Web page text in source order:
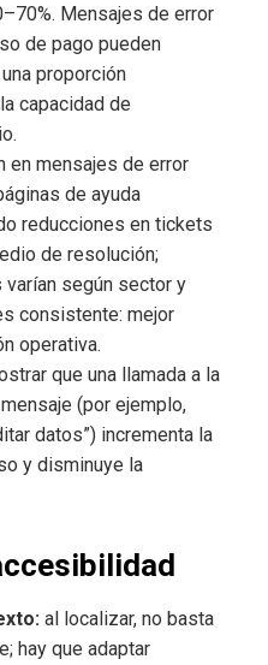
Mensajes de error
de pago pueden
proporción
capacidad de
en mensajes de error
de ayuda
reducciones en tickets
de resolución;
según sector y
consistente: mejor
operativa.
que una llamada a la
(por ejemplo,
datos”) incrementa la
y disminuye la
al localizar, no basta
hay que adaptar